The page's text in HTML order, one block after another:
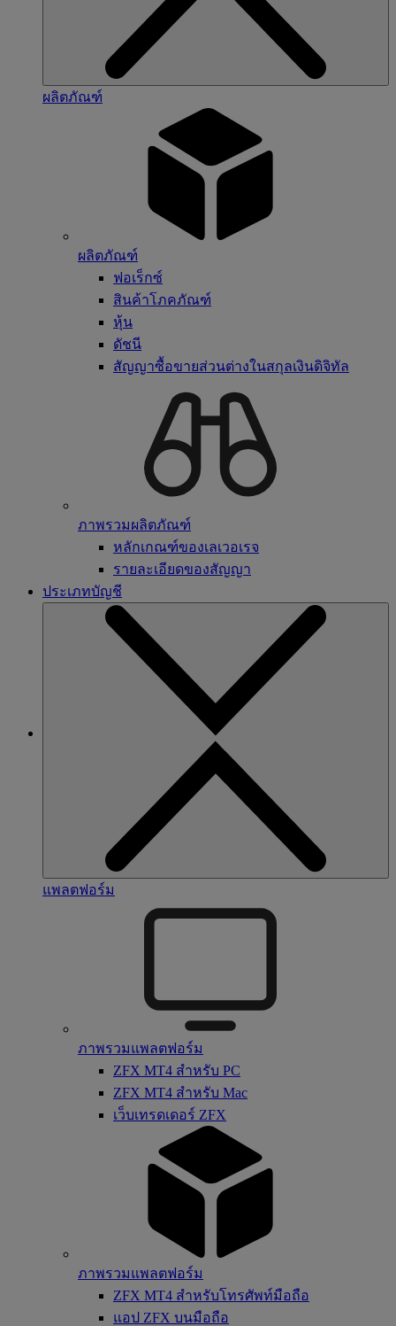
ผลิตภัณฑ์
ผลิตภัณฑ์
ฟอเร็กซ์
สินค้าโภคภัณฑ์
หุ้น
ดัชนี
สัญญาซื้อขายส่วนต่างในสกุลเงินดิจิทัล
ภาพรวมผลิตภัณฑ์
หลักเกณฑ์ของเลเวอเรจ
รายละเอียดของสัญญา
ประเภทบัญชี
แพลตฟอร์ม
ภาพรวมแพลตฟอร์ม
ZFX MT4 สำหรับ PC
ZFX MT4 สำหรับ Mac
เว็บเทรดเดอร์ ZFX
ภาพรวมแพลตฟอร์ม
ZFX MT4 สำหรับโทรศัพท์มือถือ
แอป ZFX บนมือถือ